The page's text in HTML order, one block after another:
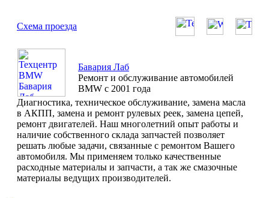
Схема проезда
Бавария Лаб
Ремонт и обслуживание автомобилей
BMW с 2001 года
Диагностика, техническое обслуживание, замена масла
в АКПП, замена и ремонт рулевых реек, замена цепей,
ремонт двигателей. Наш многолетний опыт работы и
наличие собственного склада запчастей позволяет
решать любые задачи, связанные с ремонтом Вашего
автомобиля. Мы применяем только качественные
расходные материалы и запчасти, а так же смазочные
материалы ведущих производителей.